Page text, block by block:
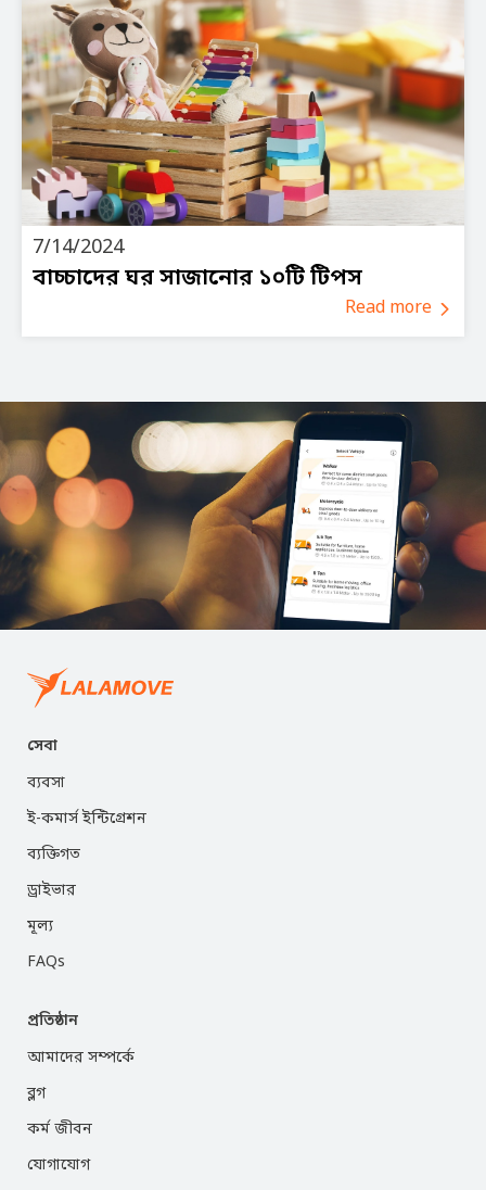
7/14/2024
বাচ্চাদের ঘর সাজানোর ১০টি টিপস
Read more
সেবা
ব্যবসা
ই-কমার্স ইন্টিগ্রেশন
ব্যক্তিগত
ড্রাইভার
মূল্য
FAQs
প্রতিষ্ঠান
আমাদের সম্পর্কে
ব্লগ
কর্ম জীবন
যোগাযোগ